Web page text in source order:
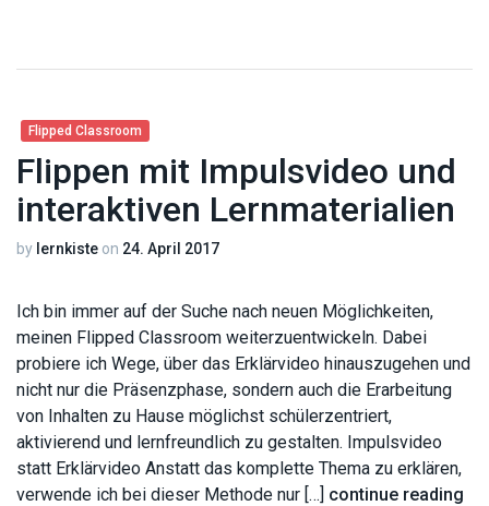
Flipped Classroom
Flippen mit Impulsvideo und
interaktiven Lernmaterialien
by lernkiste on 24. April 2017
Ich bin immer auf der Suche nach neuen Möglichkeiten,
meinen Flipped Classroom weiterzuentwickeln. Dabei
probiere ich Wege, über das Erklärvideo hinauszugehen und
nicht nur die Präsenzphase, sondern auch die Erarbeitung
von Inhalten zu Hause möglichst schülerzentriert,
aktivierend und lernfreundlich zu gestalten. Impulsvideo
statt Erklärvideo Anstatt das komplette Thema zu erklären,
verwende ich bei dieser Methode nur […] continue reading